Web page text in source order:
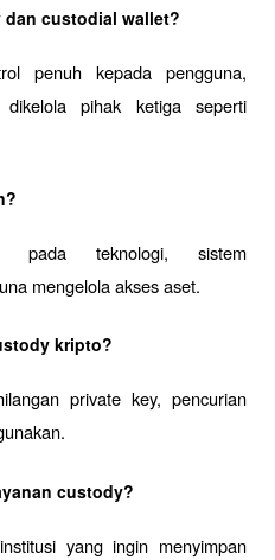
custodial wallet?
penuh kepada pengguna,
pihak ketiga seperti
pada teknologi, sistem
mengelola akses aset.
kripto?
private key, pencurian
custody?
yang ingin menyimpan